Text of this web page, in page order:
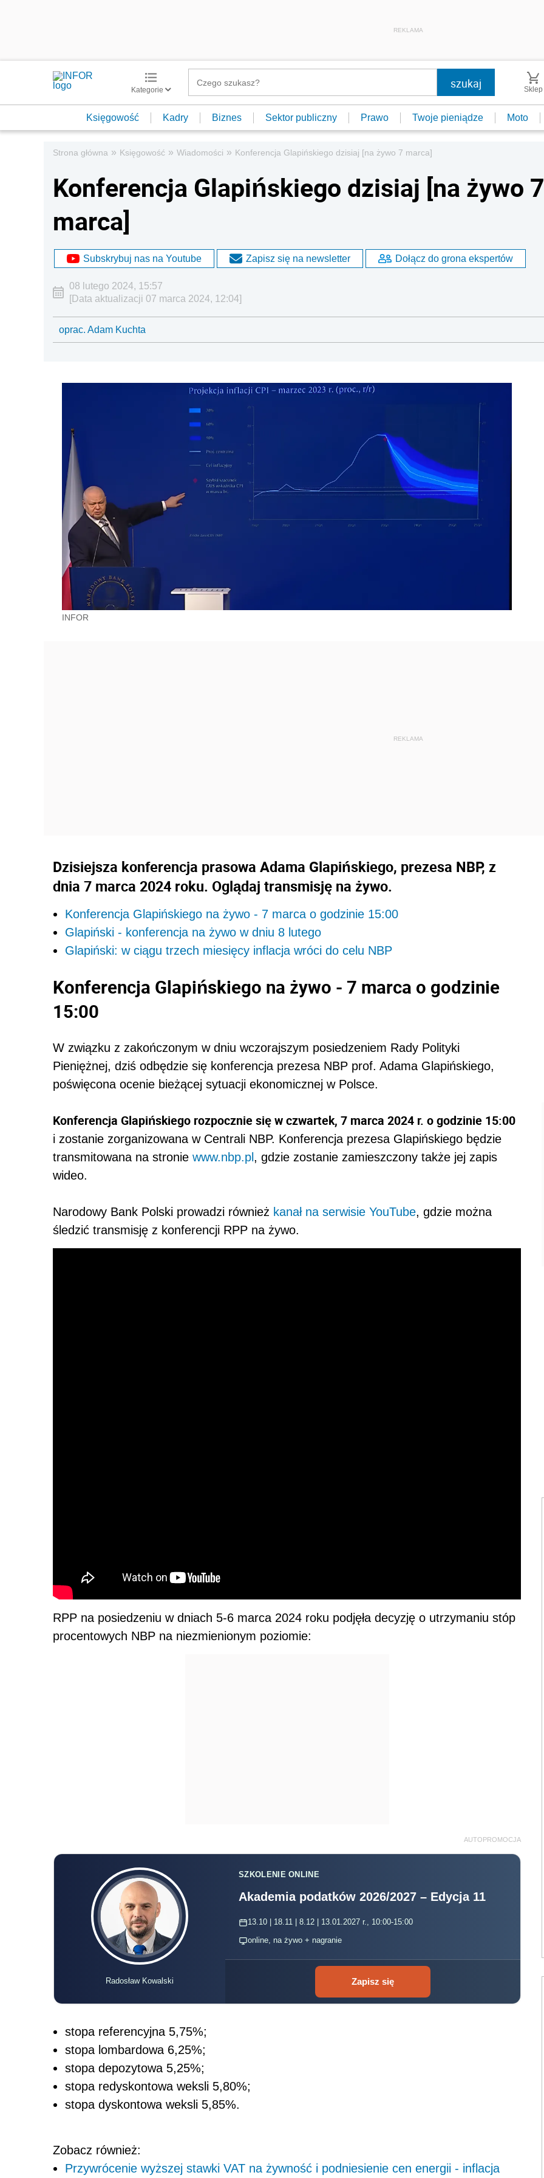
REKLAMA
Kategorie Sklep
Księgowość Kadry Biznes Sektor publiczny Prawo Twoje pieniądze Moto
Strona główna » Księgowość » Wiadomości » Konferencja Glapińskiego dzisiaj [na żywo 7 marca]
Konferencja Glapińskiego dzisiaj [na żywo 7
marca]
Subskrybuj nas na Youtube Zapisz się na newsletter Dołącz do grona ekspertów
08 lutego 2024, 15:57
[Data aktualizacji 07 marca 2024, 12:04]
oprac. Adam Kuchta
INFOR
Dzisiejsza konferencja prasowa Adama Glapińskiego, prezesa NBP, z
dnia 7 marca 2024 roku. Oglądaj transmisję na żywo.
Konferencja Glapińskiego na żywo - 7 marca o godzinie 15:00
Glapiński - konferencja na żywo w dniu 8 lutego
Glapiński: w ciągu trzech miesięcy inflacja wróci do celu NBP
Konferencja Glapińskiego na żywo - 7 marca o godzinie
15:00
W związku z zakończonym w dniu wczorajszym posiedzeniem Rady Polityki
Pieniężnej, dziś odbędzie się konferencja prezesa NBP prof. Adama Glapińskiego,
poświęcona ocenie bieżącej sytuacji ekonomicznej w Polsce.
Konferencja Glapińskiego rozpocznie się w czwartek, 7 marca 2024 r. o godzinie 15:00
i zostanie zorganizowana w Centrali NBP. Konferencja prezesa Glapińskiego będzie
transmitowana na stronie www.nbp.pl , gdzie zostanie zamieszczony także jej zapis
wideo.
Narodowy Bank Polski prowadzi również kanał na serwisie YouTube, gdzie można
śledzić transmisję z konferencji RPP na żywo.
RPP na posiedzeniu w dniach 5-6 marca 2024 roku podjęła decyzję o utrzymaniu stóp
procentowych NBP na niezmienionym poziomie:
AUTOPROMOCJA
Radosław Kowalski
SZKOLENIE ONLINE
Akademia podatków 2026/2027 – Edycja 11
13.10 | 18.11 | 8.12 | 13.01.2027 r., 10:00-15:00
online, na żywo + nagranie
Zapisz się
stopa referencyjna 5,75%;
stopa lombardowa 6,25%;
stopa depozytowa 5,25%;
stopa redyskontowa weksli 5,80%;
stopa dyskontowa weksli 5,85%.
Zobacz również:
Przywrócenie wyższej stawki VAT na żywność i podniesienie cen energii - inflacja